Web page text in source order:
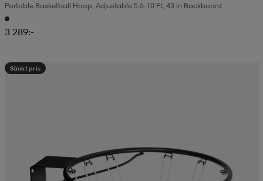
Portable Basketball Hoop, Adjustable 5.6-10 Ft, 43 In Backboard
3 289:-
Sänkt pris